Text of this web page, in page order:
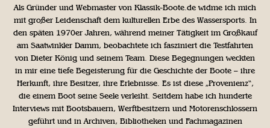
Als Gründer und Webmaster von Klassik-Boote.de widme ich mich
mit großer Leidenschaft dem kulturellen Erbe des Wassersports. In
den späten 1970er Jahren, während meiner Tätigkeit im Großkauf
am Saatwinkler Damm, beobachtete ich fasziniert die Testfahrten
von Dieter König und seinem Team. Diese Begegnungen weckten
in mir eine tiefe Begeisterung für die Geschichte der Boote – ihre
Herkunft, ihre Besitzer, ihre Erlebnisse. Es ist diese „Provenienz“,
die einem Boot seine Seele verleiht. Seitdem habe ich hunderte
Interviews mit Bootsbauern, Werftbesitzern und Motorenschlossern
geführt und in Archiven, Bibliotheken und Fachmagazinen